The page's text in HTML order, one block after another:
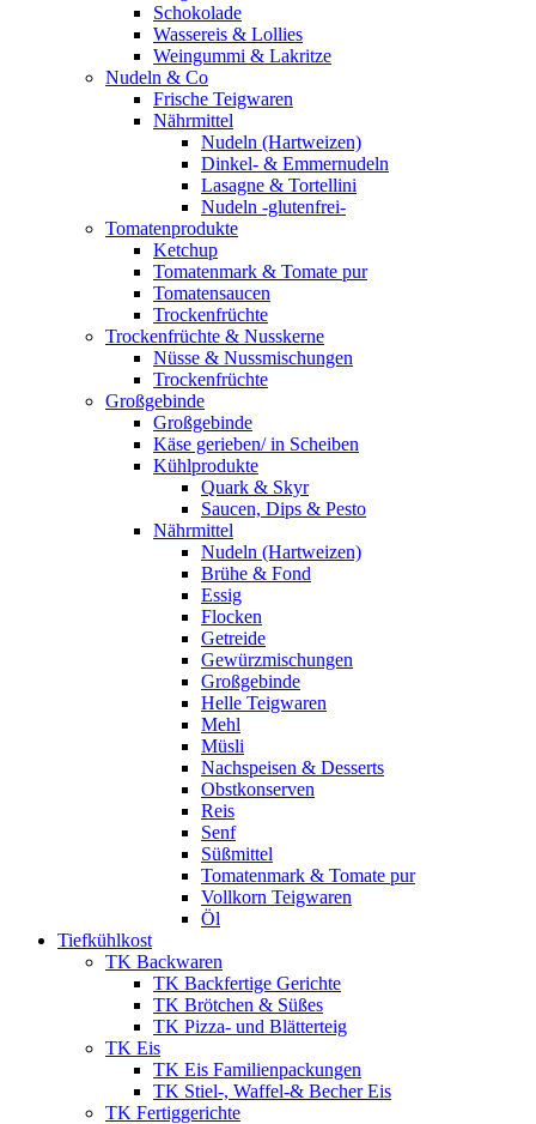
Schokolade
Wassereis & Lollies
Weingummi & Lakritze
Nudeln & Co
Frische Teigwaren
Nährmittel
Nudeln (Hartweizen)
Dinkel- & Emmernudeln
Lasagne & Tortellini
Nudeln -glutenfrei-
Tomatenprodukte
Ketchup
Tomatenmark & Tomate pur
Tomatensaucen
Trockenfrüchte
Trockenfrüchte & Nusskerne
Nüsse & Nussmischungen
Trockenfrüchte
Großgebinde
Großgebinde
Käse gerieben/ in Scheiben
Kühlprodukte
Quark & Skyr
Saucen, Dips & Pesto
Nährmittel
Nudeln (Hartweizen)
Brühe & Fond
Essig
Flocken
Getreide
Gewürzmischungen
Großgebinde
Helle Teigwaren
Mehl
Müsli
Nachspeisen & Desserts
Obstkonserven
Reis
Senf
Süßmittel
Tomatenmark & Tomate pur
Vollkorn Teigwaren
Öl
Tiefkühlkost
TK Backwaren
TK Backfertige Gerichte
TK Brötchen & Süßes
TK Pizza- und Blätterteig
TK Eis
TK Eis Familienpackungen
TK Stiel-, Waffel-& Becher Eis
TK Fertiggerichte